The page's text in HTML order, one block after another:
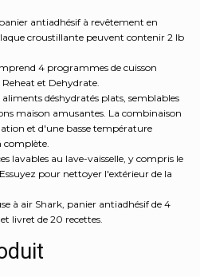
antiadhésif à revêtement en
croustillante peuvent contenir 2 lb
4 programmes de cuisson
et Dehydrate.
aliments déshydratés plats, semblables
maison amusantes. La combinaison
et d'une basse température
complète.
lavables au lave-vaisselle, y compris le
pour nettoyer l'extérieur de la
à air Shark, panier antiadhésif de 4
livret de 20 recettes.